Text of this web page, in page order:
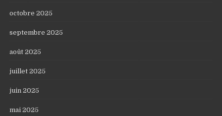
octobre 2025
septembre 2025
août 2025
juillet 2025
juin 2025
mai 2025